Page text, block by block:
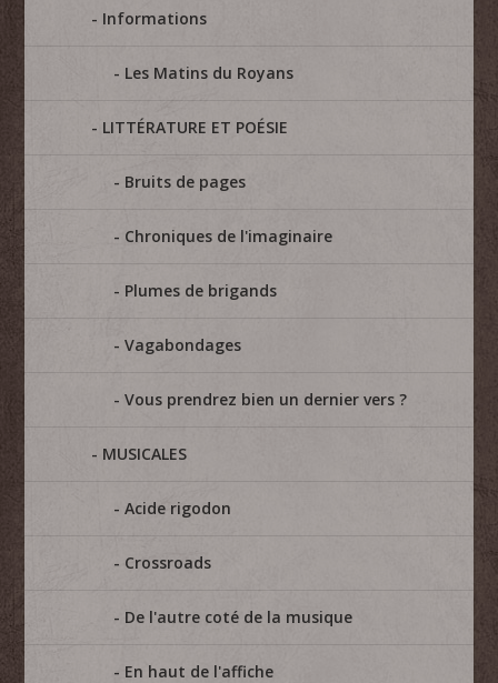
Informations
Les Matins du Royans
LITTÉRATURE ET POÉSIE
Bruits de pages
Chroniques de l'imaginaire
Plumes de brigands
Vagabondages
Vous prendrez bien un dernier vers ?
MUSICALES
Acide rigodon
Crossroads
De l'autre coté de la musique
En haut de l'affiche